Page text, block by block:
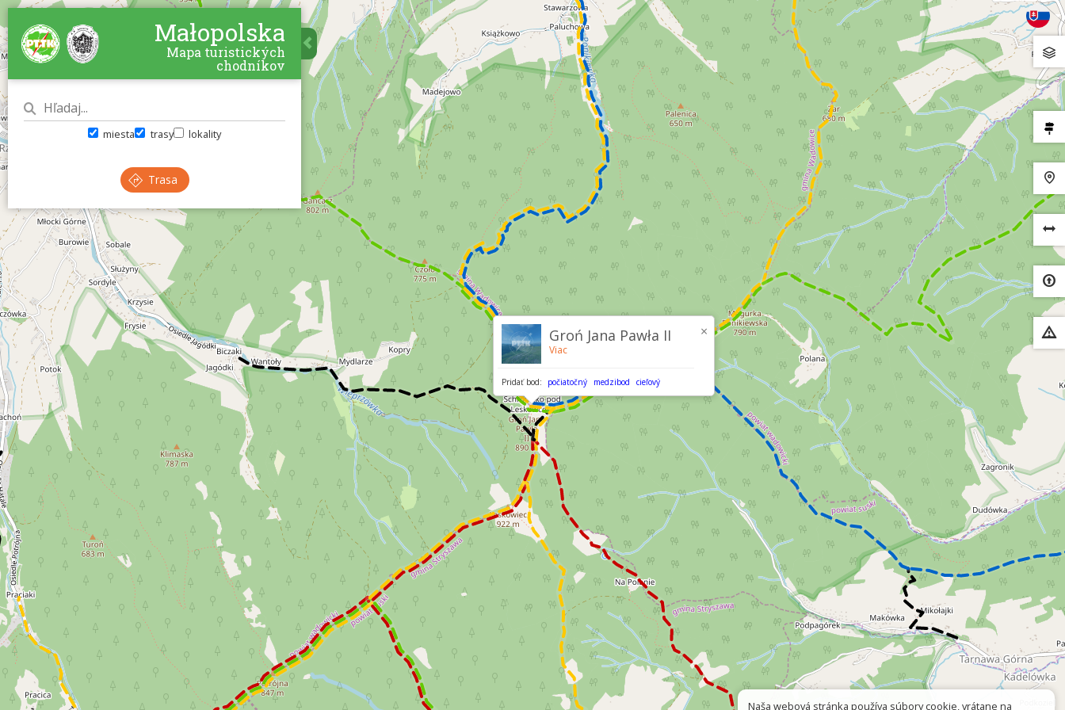
×
Groń Jana Pawła II
Viac
Pridať bod: počiatočný medzibod cieľový
Małopolska
Mapa turistických
chodníkov
miesta trasy lokality
Trasa
Naša webová stránka používa súbory cookie, vrátane na